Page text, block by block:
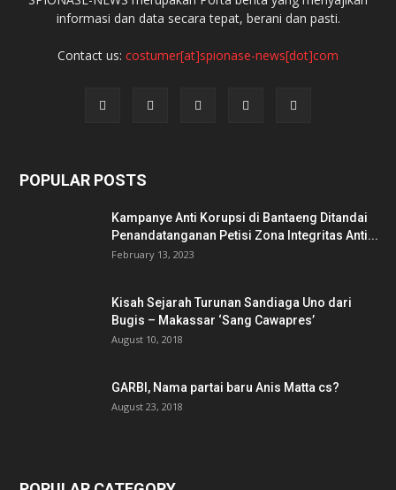
informasi dan data secara tepat, berani dan pasti.
Contact us: costumer[at]spionase-news[dot]com
POPULAR POSTS
Kampanye Anti Korupsi di Bantaeng Ditandai
Penandatanganan Petisi Zona Integritas Anti...
February 13, 2023
Kisah Sejarah Turunan Sandiaga Uno dari
Bugis – Makassar ‘Sang Cawapres’
August 10, 2018
GARBI, Nama partai baru Anis Matta cs?
August 23, 2018